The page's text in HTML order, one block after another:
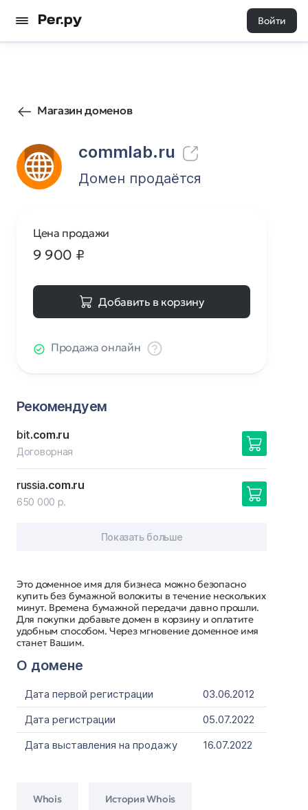
Войти
Магазин доменов
commlab.ru
6 0
Домен продаётся
Это доменное имя для бизнеса можно безопасно
купить без бумажной волокиты в течение нескольких
минут. Времена бумажной передачи давно прошли.
Для покупки добавьте домен в корзину и оплатите
удобным способом. Через мгновение доменное имя
станет Вашим.
О домене
Дата первой регистрации
03.06.2012
Дата регистрации
05.07.2022
Дата выставления на продажу
16.07.2022
Whois История Whois
Цена продажи
9 900 ₽
Добавить в корзину
Продажа онлайн
Рекомендуем
bit.com.ru
Договорная
russia.com.ru
650 000 р.
Показать больше